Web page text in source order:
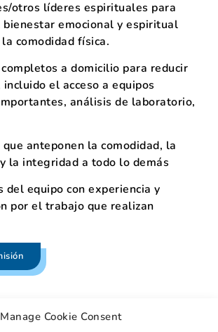
Manage Cookie Consent
otros líderes espirituales para
bienestar emocional y espiritual
comodidad física.
a domicilio para reducir
el acceso a equipos
análisis de laboratorio,
que anteponen la comodidad, la
la integridad a todo lo demás
del equipo con experiencia y
por el trabajo que realizan